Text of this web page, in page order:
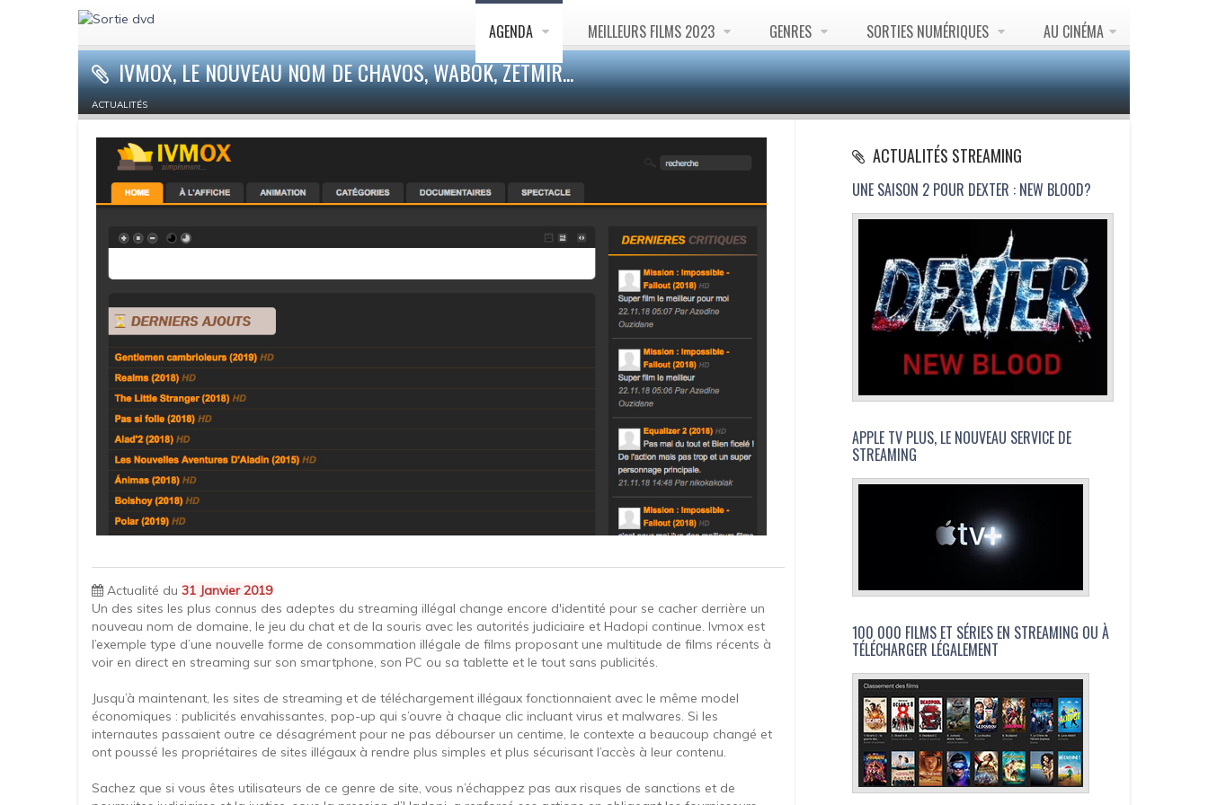
AGENDA MEILLEURS FILMS 2023 GENRES SORTIES NUMÉRIQUES AU CINÉMA
IVMOX, LE NOUVEAU NOM DE CHAVOS, WABOK, ZETMIR...
ACTUALITÉS
Actualité du 31 Janvier 2019
Un des sites les plus connus des adeptes du streaming illégal change encore d'identité pour se cacher derrière un
nouveau nom de domaine, le jeu du chat et de la souris avec les autorités judiciaire et Hadopi continue. Ivmox est
l’exemple type d’une nouvelle forme de consommation illégale de films proposant une multitude de films récents à
voir en direct en streaming sur son smartphone, son PC ou sa tablette et le tout sans publicités.
Jusqu’à maintenant, les sites de streaming et de téléchargement illégaux fonctionnaient avec le même model
économiques : publicités envahissantes, pop-up qui s’ouvre à chaque clic incluant virus et malwares. Si les
internautes passaient outre ce désagrément pour ne pas débourser un centime, le contexte a beaucoup changé et
ont poussé les propriétaires de sites illégaux à rendre plus simples et plus sécurisant l’accès à leur contenu.
Sachez que si vous êtes utilisateurs de ce genre de site, vous n’échappez pas aux risques de sanctions et de
ACTUALITÉS STREAMING
UNE SAISON 2 POUR DEXTER : NEW BLOOD?
APPLE TV PLUS, LE NOUVEAU SERVICE DE
STREAMING
100 000 FILMS ET SÉRIES EN STREAMING OU À
TÉLÉCHARGER LÉGALEMENT